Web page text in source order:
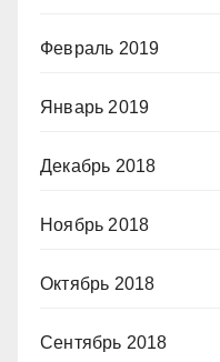
Февраль 2019
Январь 2019
Декабрь 2018
Ноябрь 2018
Октябрь 2018
Сентябрь 2018